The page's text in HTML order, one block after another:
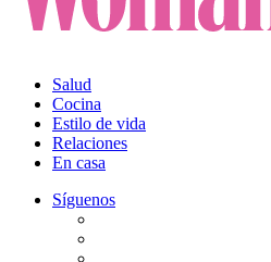
Salud
Cocina
Estilo de vida
Relaciones
En casa
Síguenos